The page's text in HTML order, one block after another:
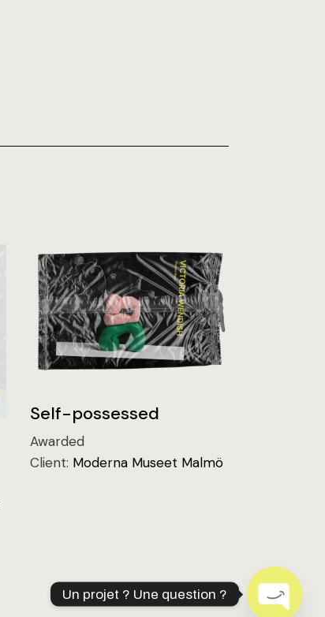
Self-possessed
Awarded
Client: Moderna Museet Malmö
Un projet ? Une question ?